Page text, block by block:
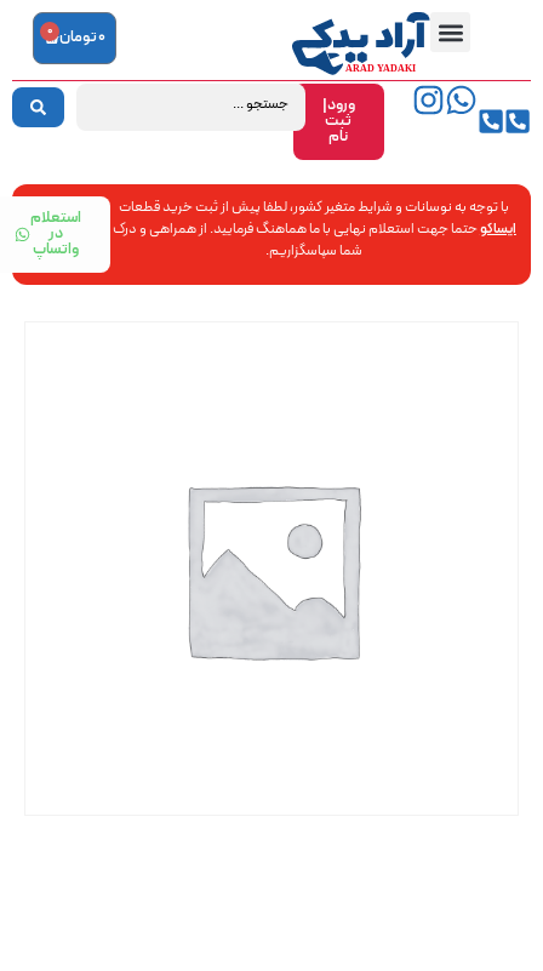
ورود|
ثبت
نام
0تومان 0
با توجه به نوسانات و شرایط متغیر کشور، لطفا پیش از ثبت خرید قطعات
ایساکوحتما جهت استعلام نهایی با ما هماهنگ فرمایید. از همراهی و درک
شما سپاسگزاریم.
استعلام
در
واتساپ